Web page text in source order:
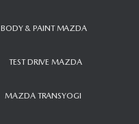
BODY & PAINT MAZDA
TEST DRIVE MAZDA
MAZDA TRANSYOGI